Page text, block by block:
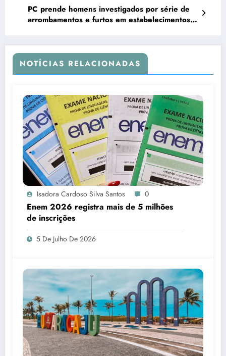
PC prende homens investigados por série de
arrombamentos e furtos em estabelecimentos
NOTÍCIAS RELACIONADAS
Isadora Cardoso Silva Santos 0
Enem 2026 registra mais de 5 milhões
de inscrições
5 De Julho De 2026